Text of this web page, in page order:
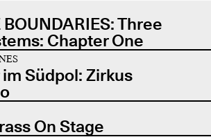
BOUNDARIES: Three
Chapter One
Südpol: Zirkus
On Stage